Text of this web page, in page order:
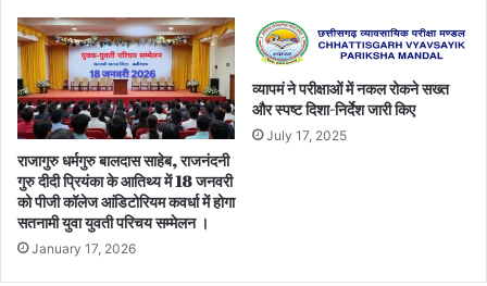
राजागुरु धर्मगुरु बालदास साहेब, राजनंदनी
गुरु दीदी प्रियंका के आतिथ्य में 18 जनवरी
को पीजी कॉलेज आंडिटोरियम कवर्धा में होगा
सतनामी युवा युवती परिचय सम्मेलन ।
January 17, 2026
व्यापमं ने परीक्षाओं में नकल रोकने सख्त
और स्पष्ट दिशा-निर्देश जारी किए
July 17, 2025